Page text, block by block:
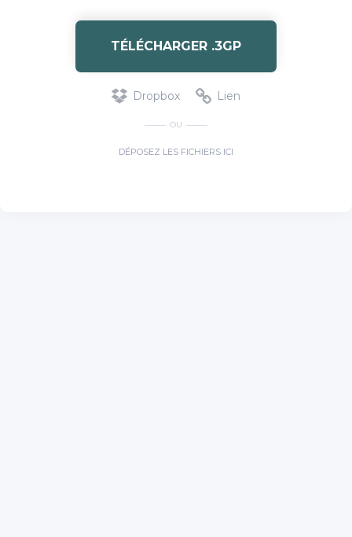
TÉLÉCHARGER .3GP
Dropbox Lien
OU
DÉPOSEZ LES FICHIERS ICI